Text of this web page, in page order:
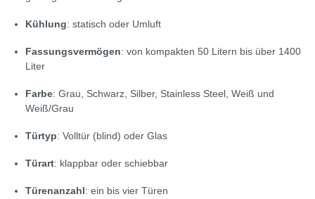
Kühlung: statisch oder Umluft
Fassungsvermögen: von kompakten 50 Litern bis über 1400
Liter
Farbe: Grau, Schwarz, Silber, Stainless Steel, Weiß und
Weiß/Grau
Türtyp: Volltür (blind) oder Glas
Türart: klappbar oder schiebbar
Türenanzahl: ein bis vier Türen